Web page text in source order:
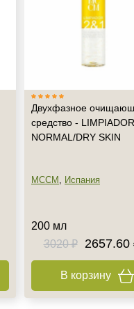
Двухфазное
средство -
NORMAL/DRY SKIN
MCCM , Испания
200 мл
3020 ₽
2657.60
В корзину
Не